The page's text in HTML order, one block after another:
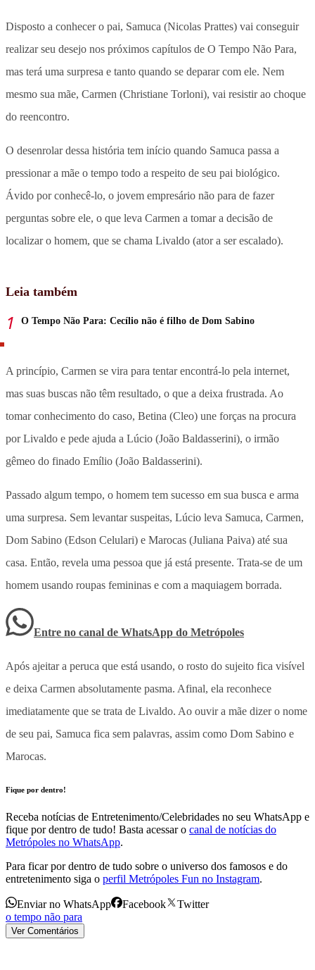
Disposto a conhecer o pai, Samuca (Nicolas Prattes) vai conseguir
realizar seu desejo nos próximos capítulos de O Tempo Não Para,
mas terá uma surpresa e tanto quando se deparar com ele. Nem
mesmo sua mãe, Carmen (Christiane Torloni), vai resistir ao choque
do reencontro.
O desenrolar dessa história tem início quando Samuca passa a
pressionar a mãe o tempo todo a respeito de seu pai biológico.
Ávido por conhecê-lo, o jovem empresário não para de fazer
perguntas sobre ele, o que leva Carmen a tomar a decisão de
localizar o homem, que se chama Livaldo (ator a ser escalado).
Leia também
O Tempo Não Para: Cecílio não é filho de Dom Sabino
A princípio, Carmen se vira para tentar encontrá-lo pela internet,
mas suas buscas não têm resultado, o que a deixa frustrada. Ao
tomar conhecimento do caso, Betina (Cleo) une forças na procura
por Livaldo e pede ajuda a Lúcio (João Baldasserini), o irmão
gêmeo do finado Emílio (João Baldasserini).
Passado algum tempo, o homem tem sucesso em sua busca e arma
uma surpresa. Sem levantar suspeitas, Lúcio leva Samuca, Carmen,
Dom Sabino (Edson Celulari) e Marocas (Juliana Paiva) até sua
casa. Então, revela uma pessoa que já está presente. Trata-se de um
homem usando roupas femininas e com a maquiagem borrada.
Entre no canal de WhatsApp do Metrópoles
Após ajeitar a peruca que está usando, o rosto do sujeito fica visível
e deixa Carmen absolutamente pasma. Afinal, ela reconhece
imediatamente que se trata de Livaldo. Ao ouvir a mãe dizer o nome
de seu pai, Samuca fica sem palavras, assim como Dom Sabino e
Marocas.
Fique por dentro!
Receba notícias de Entretenimento/Celebridades no seu WhatsApp e
fique por dentro de tudo! Basta acessar o canal de notícias do
Metrópoles no WhatsApp.
Para ficar por dentro de tudo sobre o universo dos famosos e do
entretenimento siga o perfil Metrópoles Fun no Instagram.
Enviar no WhatsApp Facebook
Twitter
o tempo não para
Ver Comentários